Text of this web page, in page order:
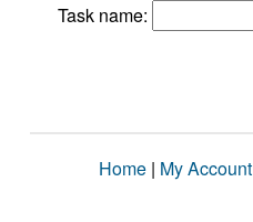
Task name:
Home | My Account